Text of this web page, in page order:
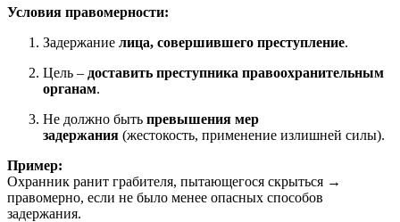
Условия правомерности:
Задержание лица, совершившего преступление.
Цель – доставить преступника правоохранительным
органам.
Не должно быть превышения мер
задержания (жестокость, применение излишней силы).
Пример:
Охранник ранит грабителя, пытающегося скрыться →
правомерно, если не было менее опасных способов
задержания.